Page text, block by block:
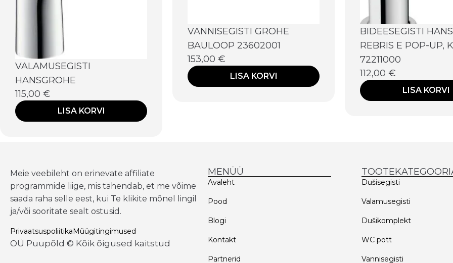
VALAMUSEGISTI
HANSGROHE
115,00 €
LISA KORVI
VANNISEGISTI GROHE
BAULOOP 23602001
153,00 €
LISA KORVI
BIDEESEGISTI
REBRIS E POP-UP,
72211000
112,00 €
LISA KORVI
Meie veebileht on erinevate affiliate
programmide liige, mis tähendab, et me võime
saada raha selle eest, kui Te klikite mõnel lingil
ja/või sooritate sealt ostusid.
Privaatsuspoliitika Müügitingimused
OÜ Puupõld © Kõik õigused kaitstud
MENÜÜ
Avaleht
Pood
Blogi
Kontakt
Partnerid
Dušisegisti
Valamusegisti
Dušikomplekt
WC pott
Vannisegisti